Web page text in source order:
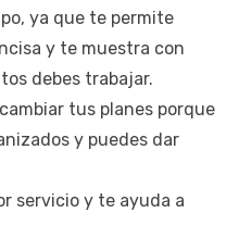
ya que te permite
y te muestra con
debes trabajar.
tus planes porque
y puedes dar
servicio y te ayuda a